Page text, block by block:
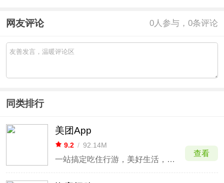
网友评论 0人参与，0条评论
同类排行
美团App
9.2 / 92.14M
一站搞定吃住行游，美好生活，美团随行
查看